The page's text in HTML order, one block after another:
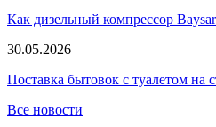
Как дизельный компрессор
30.05.2026
Поставка бытовок с туалетом на
Все новости